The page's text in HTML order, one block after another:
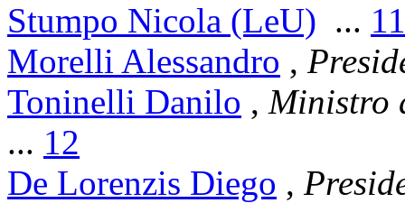
Stumpo Nicola (LeU) ... 11
Morelli Alessandro ,
Toninelli Danilo , Ministro
... 12
De Lorenzis Diego ,